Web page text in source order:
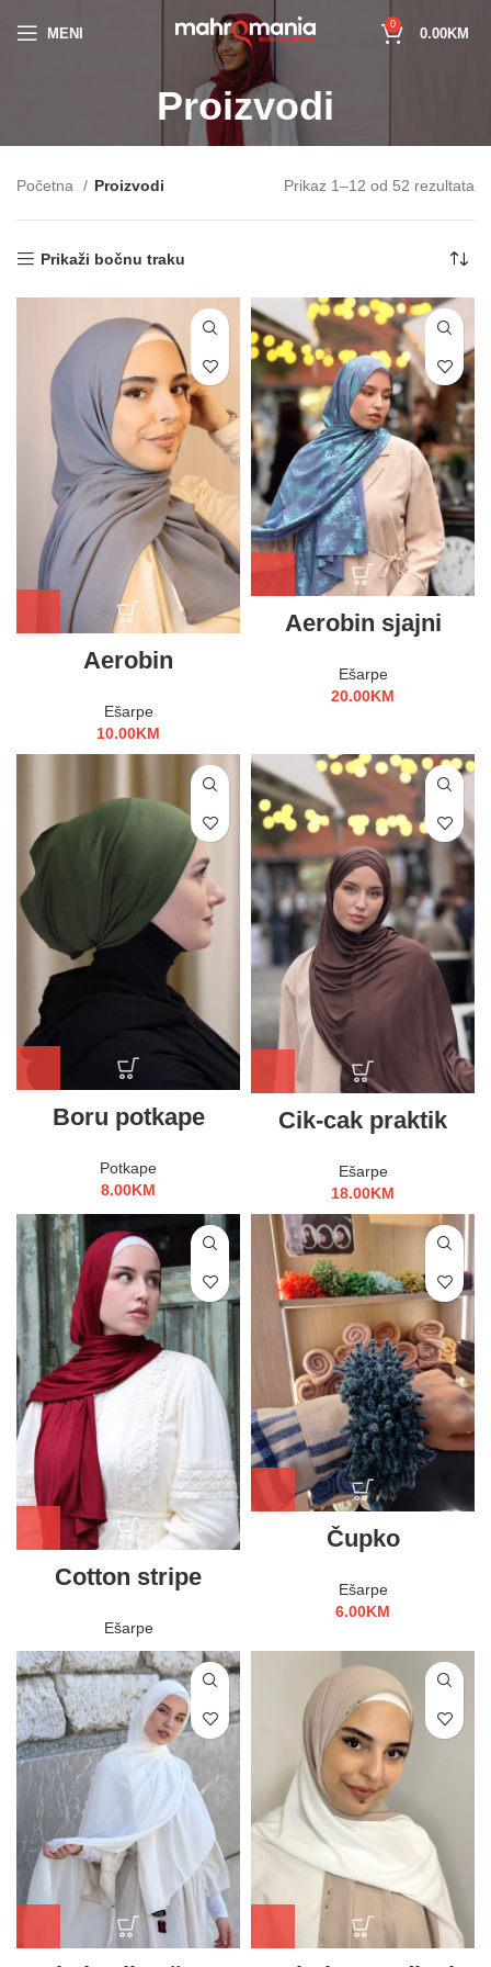
MENI
0
0.00KM
Proizvodi
Početna Proizvodi Prikaz 1–12 od 52 rezultata
Prikaži bočnu traku
Aerobin
Ešarpe
10.00KM
Aerobin sjajni
Ešarpe
20.00KM
Boru potkape
Potkape
8.00KM
Cik-cak praktik
Ešarpe
18.00KM
Cotton stripe
Ešarpe
Čupko
Ešarpe
6.00KM